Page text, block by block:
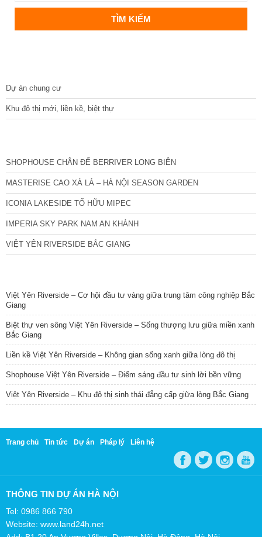
Dự án chung cư
Khu đô thị mới, liền kề, biệt thự
SHOPHOUSE CHÂN ĐẾ BERRIVER LONG BIÊN
MASTERISE CAO XÀ LÁ – HÀ NỘI SEASON GARDEN
ICONIA LAKESIDE TỐ HỮU MIPEC
IMPERIA SKY PARK NAM AN KHÁNH
VIỆT YÊN RIVERSIDE BẮC GIANG
Việt Yên Riverside – Cơ hội đầu tư vàng giữa trung tâm công nghiệp Bắc
Giang
Biệt thự ven sông Việt Yên Riverside – Sống thượng lưu giữa miền xanh
Bắc Giang
Liền kề Việt Yên Riverside – Không gian sống xanh giữa lòng đô thị
Shophouse Việt Yên Riverside – Điểm sáng đầu tư sinh lời bền vững
Việt Yên Riverside – Khu đô thị sinh thái đẳng cấp giữa lòng Bắc Giang
Trang chủ Tin tức Dự án Pháp lý Liên hệ
THÔNG TIN DỰ ÁN HÀ NỘI
Tel: 0986 866 790
Website: www.land24h.net